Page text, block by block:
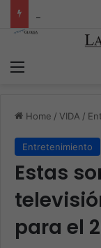
Home / VIDA /
Entretenimiento
Estas
para el